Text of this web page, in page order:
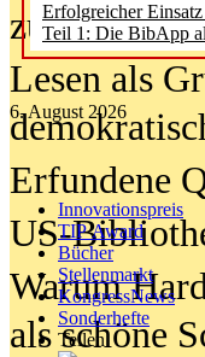
Erfolgreicher
Teil 1: Die BibApp
6. August 2026
Innovationspreis
TIP Award
Bücher
Stellenmarkt
KongressNews
Sonderhefte
Teilen
zu kurz
Lesen als
Erfundene
US-
Warum
als schöne